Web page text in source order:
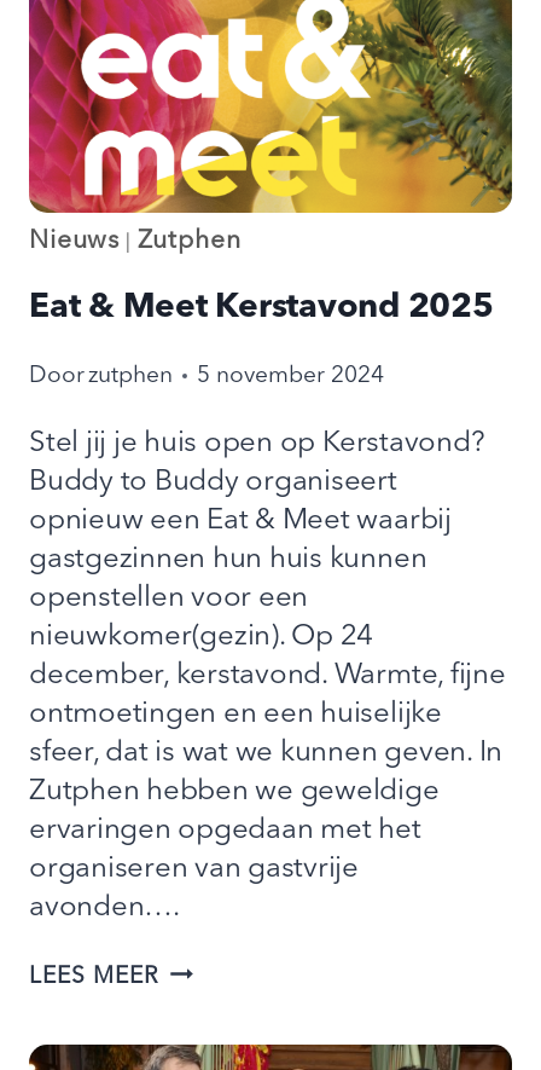
WERELDSE
ONTMOETINGEN
HEBBEN”
Nieuws Zutphen
Eat & Meet Kerstavond 2025
Doorzutphen 5 november 2024
Stel jij je huis open op Kerstavond?
Buddy to Buddy organiseert
opnieuw een Eat & Meet waarbij
gastgezinnen hun huis kunnen
openstellen voor een
nieuwkomer(gezin). Op 24
december, kerstavond. Warmte, fijne
ontmoetingen en een huiselijke
sfeer, dat is wat we kunnen geven. In
Zutphen hebben we geweldige
ervaringen opgedaan met het
organiseren van gastvrije
avonden….
LEES MEEREAT
MEET